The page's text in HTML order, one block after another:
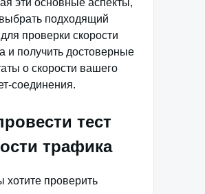
эти основные аспекты,
подходящий
проверки скорости
и получить достоверные
о скорости вашего
соединения.
тест
трафика
хотите проверить